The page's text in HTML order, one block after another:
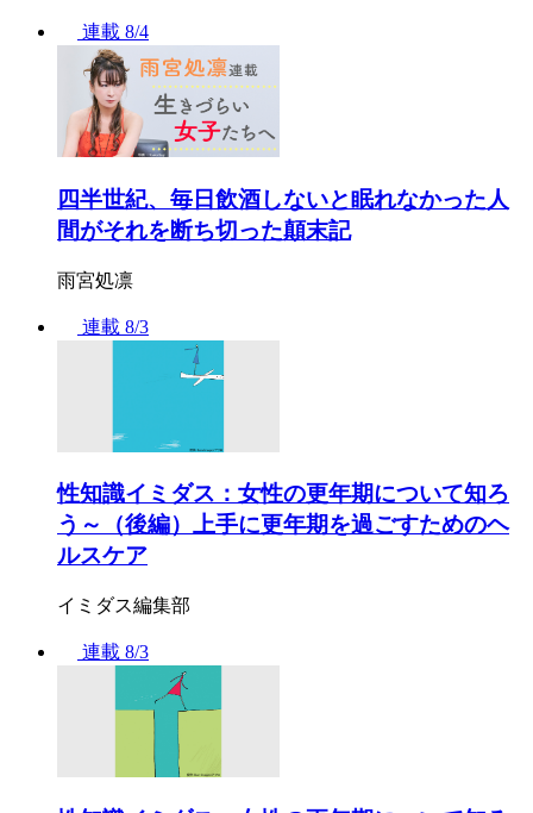
連載 8/4
四半世紀、毎日飲酒しないと眠れなかった人
間がそれを断ち切った顛末記
雨宮処凛
連載 8/3
性知識イミダス：女性の更年期について知ろ
う～（後編）上手に更年期を過ごすためのヘ
ルスケア
イミダス編集部
連載 8/3